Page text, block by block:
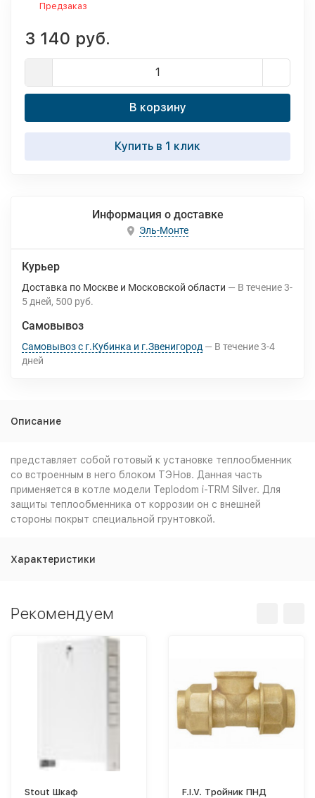
Предзаказ
3 140 руб.
В корзину
Купить в 1 клик
Информация о доставке
Эль-Монте
Курьер
Доставка по Москве и Московской области В течение3-
5 дней 500 руб.
Самовывоз
Самовывоз с г.Кубинка и г.Звенигород В течение3-4
дней
Описание
представляет собой готовый к установке теплообменник
со встроенным в него блоком ТЭНов. Данная часть
применяется в котле модели Teplodom i-TRM Silver. Для
защиты теплообменника от коррозии он с внешней
стороны покрыт специальной грунтовкой.
Характеристики
Рекомендуем
Stout Шкаф
F.I.V. Тройник ПНД